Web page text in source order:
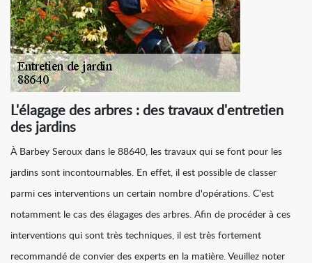
L'élagage des arbres : des travaux d'entretien
des jardins
À Barbey Seroux dans le 88640, les travaux qui se font pour les
jardins sont incontournables. En effet, il est possible de classer
parmi ces interventions un certain nombre d'opérations. C'est
notamment le cas des élagages des arbres. Afin de procéder à ces
interventions qui sont très techniques, il est très fortement
recommandé de convier des experts en la matière. Veuillez noter